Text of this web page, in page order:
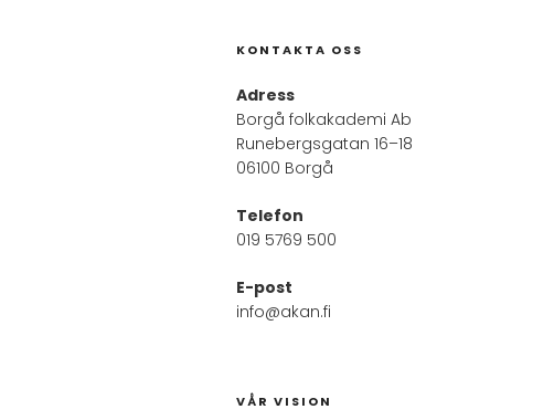
KONTAKTA OSS
Adress
Borgå folkakademi Ab
Runebergsgatan 16–18
06100 Borgå
Telefon
019 5769 500
E-post
info@akan.fi
VÅR VISION